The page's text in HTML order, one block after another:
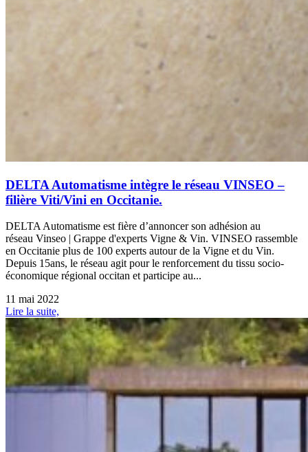
DELTA Automatisme intègre le réseau VINSEO –
filière Viti/Vini en Occitanie.
DELTA Automatisme est fière d’annoncer son adhésion au
réseau Vinseo | Grappe d'experts Vigne & Vin. VINSEO rassemble
en Occitanie plus de 100 experts autour de la Vigne et du Vin.
Depuis 15ans, le réseau agit pour le renforcement du tissu socio-
économique régional occitan et participe au...
11 mai 2022
Lire la suite,